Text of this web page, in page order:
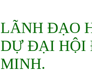
LÃNH ĐẠO
DỰ ĐẠI HỘI
MINH.